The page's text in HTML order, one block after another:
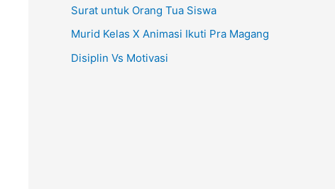
Surat untuk Orang Tua Siswa
Murid Kelas X Animasi Ikuti Pra Magang
Disiplin Vs Motivasi